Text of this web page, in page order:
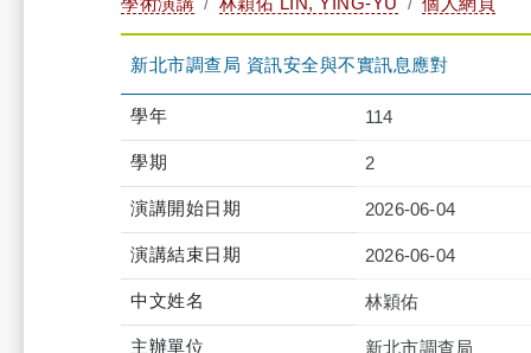
新北市調查局 資訊安全與不實訊息應對
學年 114
學期 2
演講開始日期 2026-06-04
演講結束日期 2026-06-04
中文姓名 林穎佑
主辦單位 新北市調查局